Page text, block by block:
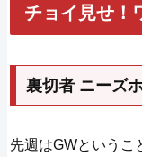
チョイ見せ！
裏切者 ニーズ
先週はGWというこ